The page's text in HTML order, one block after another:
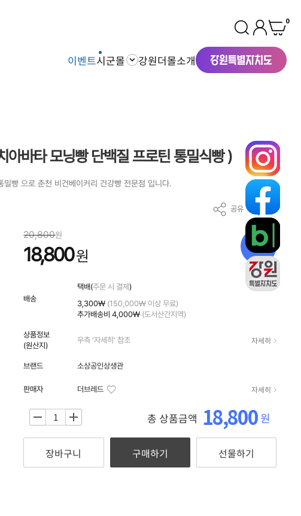
0
이벤트시군몰 강원더몰소개
바타 모닝빵 단백질 프로틴 통밀식빵 )
빵 으로 춘천 비건베이커리 건강빵 전문점 입니다.
공유
10 %
20,800원
18,800원
배송
택배(주문 시 결제) 자세히
3,300₩ (150,000₩ 이상 무료)
추가배송비 4,000₩ (도서산간지역)
상품정보
(원산지)
우측 '자세히' 참조 자세히
브랜드 소상공인상생관
판매자 더브레드 자세히
+ 총 상품금액 18,800원
장바구니 구매하기 선물하기